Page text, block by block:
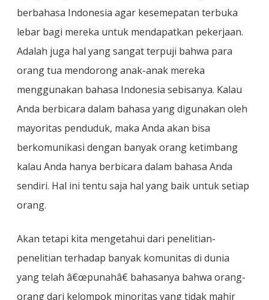
berbahasa Indonesia agar kesemepatan terbuka
lebar bagi mereka untuk mendapatkan pekerjaan.
Adalah juga hal yang sangat terpuji bahwa para
orang tua mendorong anak-anak mereka
menggunakan bahasa Indonesia sebisanya. Kalau
Anda berbicara dalam bahasa yang digunakan oleh
mayoritas penduduk, maka Anda akan bisa
berkomunikasi dengan banyak orang ketimbang
kalau Anda hanya berbicara dalam bahasa Anda
sendiri. Hal ini tentu saja hal yang baik untuk setiap
orang.
Akan tetapi kita mengetahui dari penelitian-
penelitian terhadap banyak komunitas di dunia
yang telah â€œpunahâ€ bahasanya bahwa orang-
orang dari kelompok minoritas yang tidak mahir